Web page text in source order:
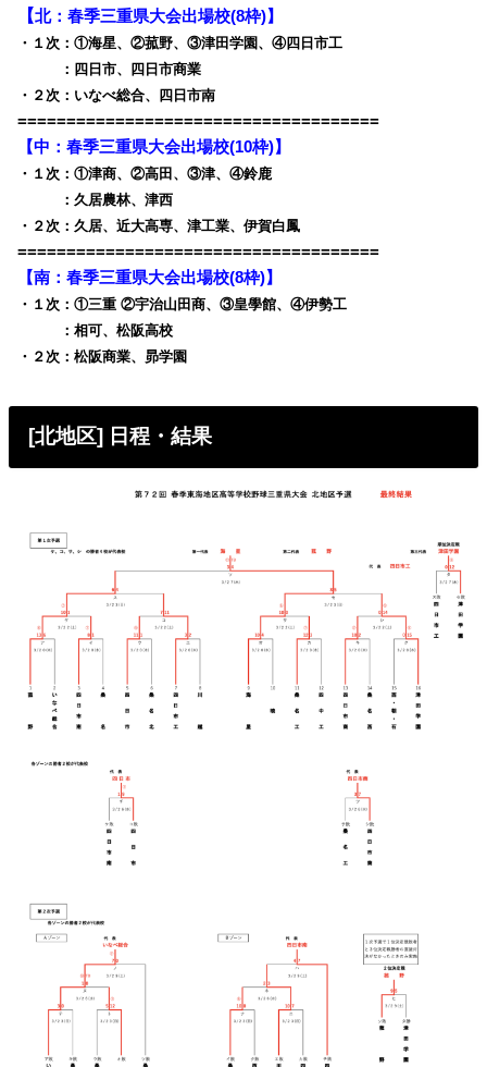
【北：春季三重県大会出場校(8枠)】
・１次：①海星、②菰野、③津田学園、④四日市工
：四日市、四日市商業
・２次：いなべ総合、四日市南
=====================================
【中：春季三重県大会出場校(10枠)】
・１次：①津商、②高田、③津、④鈴鹿
：久居農林、津西
・２次：久居、近大高専、津工業、伊賀白鳳
=====================================
【南：春季三重県大会出場校(8枠)】
・１次：①三重 ②宇治山田商、③皇學館、④伊勢工
：相可、松阪高校
・２次：松阪商業、昴学園
[北地区] 日程・結果